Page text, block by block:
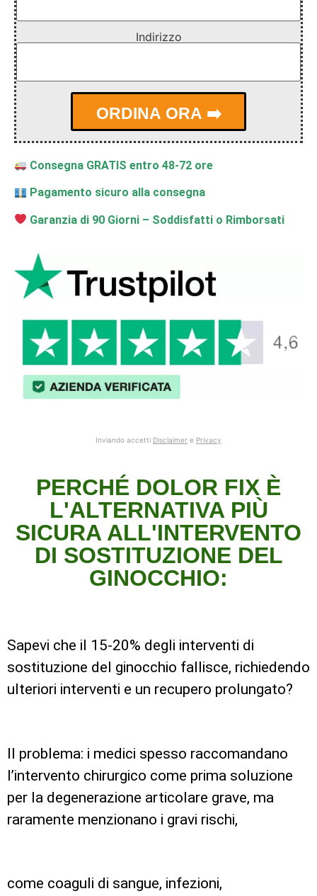
Indirizzo
Consegna GRATIS entro 48-72 ore
Pagamento sicuro alla consegna
Garanzia di 90 Giorni – Soddisfatti o Rimborsati
Inviando accetti Disclaimer e Privacy
PERCHÉ DOLOR FIX È
L'ALTERNATIVA PIÙ
SICURA ALL'INTERVENTO
DI SOSTITUZIONE DEL
GINOCCHIO:
Sapevi che il 15-20% degli interventi di
sostituzione del ginocchio fallisce, richiedendo
ulteriori interventi e un recupero prolungato?
Il problema: i medici spesso raccomandano
l’intervento chirurgico come prima soluzione
per la degenerazione articolare grave, ma
raramente menzionano i gravi rischi,
come coaguli di sangue, infezioni,